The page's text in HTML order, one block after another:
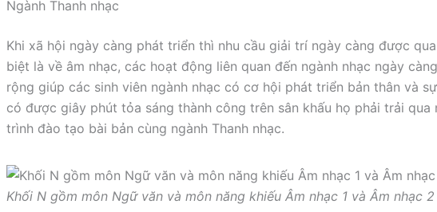
Ngành Thanh nhạc
Khi xã hội ngày càng phát triển thì nhu cầu giải trí ngày càng được
biệt là về âm nhạc, các hoạt động liên quan đến ngành nhạc ngày
rộng giúp các sinh viên ngành nhạc có cơ hội phát triển bản thân và
có được giây phút tỏa sáng thành công trên sân khấu họ phải trải qua
trình đào tạo bài bản cùng ngành Thanh nhạc.
Khối N gồm môn Ngữ văn và môn năng khiếu Âm nhạc 1 và Âm nhạc 2